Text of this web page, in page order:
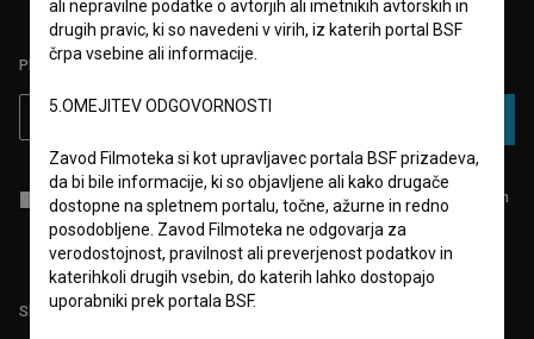
PRIJAVITE SE NA BSF NOVIČNIK:
Sprejemam splošne pogoje in dajem soglasje
za zbiranje, hrambo in
obdelavo osebnih podatkov.
Sledite nam na:
ali nepravilne podatke o avtorjih ali imetnikih avtorskih in
drugih pravic, ki so navedeni v virih, iz katerih portal BSF
črpa vsebine ali informacije.
5.OMEJITEV ODGOVORNOSTI
Zavod Filmoteka si kot upravljavec portala BSF prizadeva,
da bi bile informacije, ki so objavljene ali kako drugače
dostopne na spletnem portalu, točne, ažurne in redno
posodobljene. Zavod Filmoteka ne odgovarja za
verodostojnost, pravilnost ali preverjenost podatkov in
katerihkoli drugih vsebin, do katerih lahko dostopajo
uporabniki prek portala BSF.